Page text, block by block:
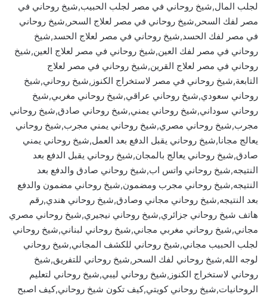
لجلب المال,شيخ روحاني في مصر لجلب الحبيب,شيخ روحاني في
مصر لفك السحر,شيخ روحاني في مصر لعلاج السحر,شيخ روحاني
في مصر لفك الحسد,شيخ روحاني في مصر لعلاج الحسد,شيخ
روحاني في مصر لفك العين,شيخ روحاني في مصر لعلاج العين,شيخ
روحاني في مصر لعلاج القرين,شيخ روحاني في مصر لعلاج
التابعة,شيخ روحاني في مصر لاستخراج الكنوز,شيخ روحاني,شيخ
روحاني سعودي,شيخ روحاني عراقي,شيخ روحاني مغربي,شيخ
روحاني سوداني,شيخ روحاني يمني,شيخ روحاني صادق,شيخ روحاني
مجرب,شيخ روحاني مصري,شيخ روحاني يمني مجرب,شيخ روحاني
يعالج مجانا,شيخ روحاني يقبل الدفع بعد العمل,شيخ روحاني يمني
صادق,شيخ روحاني يعالج بالمجان,شيخ روحاني يقبل الدفع بعد
النتيجه,شيخ روحاني واتس اب,شيخ روحاني صادق والدفع بعد
النتيجه,شيخ روحاني مجرب ومضمون,شيخ روحاني مضمون والدفع
بعد النتيجه,شيخ روحاني مجاني وصادق,شيخ روحاني هندي,رقم
هاتف شيخ روحاني جزائري,شيخ روحاني نيجيري,شيخ روحاني مصري
مجاني,شيخ روحاني مغربي مجاني,شيخ روحاني لبناني,شيخ روحاني
لجلب الحبيب مجاني,شيخ روحاني للكشف المجاني,شيخ روحاني
لوجه الله,شيخ روحاني لفك السحر,شيخ روحاني للتفريق,شيخ
روحاني لاستخراج الكنوز,شيخ روحاني ليبي,شيخ روحاني لتعليم
الروحانيات,شيخ روحاني كويتي,كيف تكون شيخ روحاني,كيف اصبح